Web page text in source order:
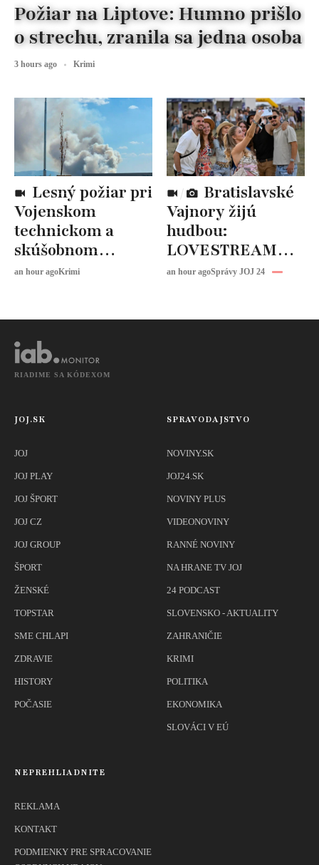
Vojenskom
technickom a
skúšobnom
ústave: Zasahujú
an hour agoKrimi
Vajnory žijú
hudbou:
LOVESTREAM
čaká vrchol.
an hour agoSprávy JOJ 24
Požiar na Liptove: Humno prišlo
o strechu, zranila sa jedna osoba
3 hours ago Krimi
RIADIME SA KÓDEXOM
JOJ.SK
JOJ
JOJ PLAY
JOJ ŠPORT
JOJ CZ
JOJ GROUP
ŠPORT
ŽENSKÉ
TOPSTAR
SME CHLAPI
ZDRAVIE
HISTORY
POČASIE
SPRAVODAJSTVO
NOVINY.SK
JOJ24.SK
NOVINY PLUS
VIDEONOVINY
RANNÉ NOVINY
NA HRANE TV JOJ
24 PODCAST
SLOVENSKO - AKTUALITY
ZAHRANIČIE
KRIMI
POLITIKA
EKONOMIKA
SLOVÁCI V EÚ
NEPREHLIADNITE
REKLAMA
KONTAKT
PODMIENKY PRE SPRACOVANIE